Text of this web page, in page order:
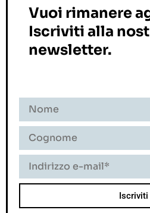
Vuoi rimanere
Iscriviti alla
newsletter.